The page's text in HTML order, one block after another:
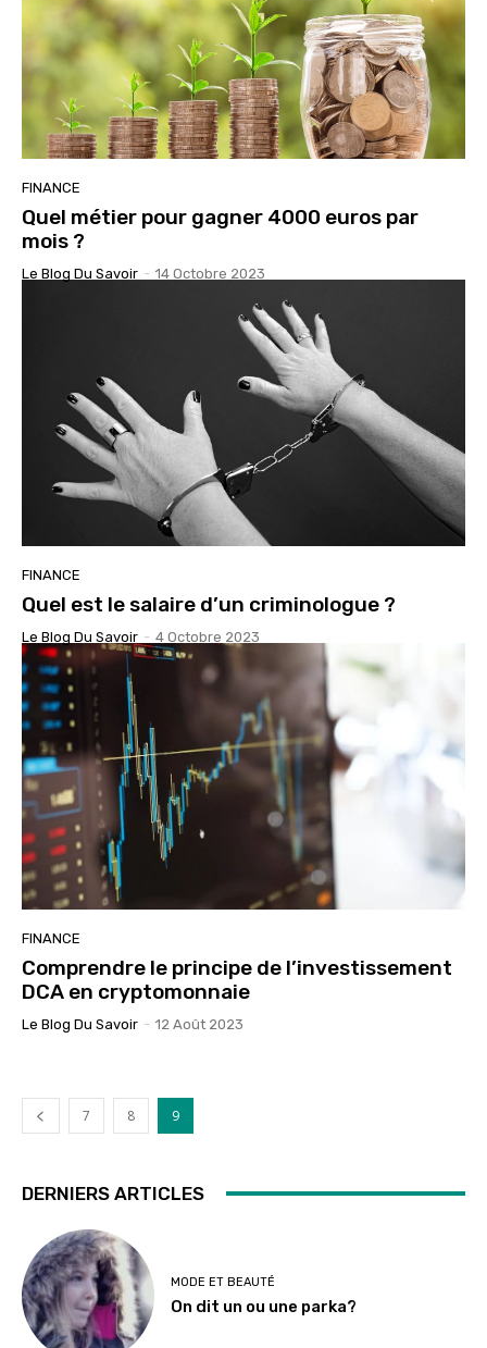
FINANCE
Quel métier pour gagner 4000 euros par
mois ?
Le Blog Du Savoir - 14 Octobre 2023
FINANCE
Quel est le salaire d’un criminologue ?
Le Blog Du Savoir - 4 Octobre 2023
FINANCE
Comprendre le principe de l’investissement
DCA en cryptomonnaie
Le Blog Du Savoir - 12 Août 2023
7 8 9
DERNIERS ARTICLES
MODE ET BEAUTÉ
On dit un ou une parka?